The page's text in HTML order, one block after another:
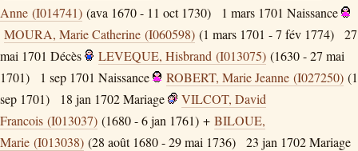
Anne (I014741) (ava 1670 - 11 oct 1730) 1 mars 1701 Naissance
MOURA, Marie Catherine (I060598) (1 mars 1701 - 7 fév 1774)
27
mai 1701 Décès LEVEQUE, Hisbrand (I013075) (1630 - 27 mai
1701)
1 sep 1701 Naissance ROBERT, Marie Jeanne (I027250) (1
sep 1701)
18 jan 1702Mariage
VILCOT, David
Francois (I013037) (1680 - 6 jan 1761) + BILOUE,
Marie (I013038) (28 août 1680 - 29 mai 1736) 23 jan 1702Mariage